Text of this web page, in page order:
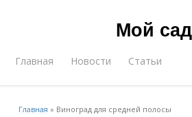
Мой сад
Главная Новости Статьи
Главная » Виноград для средней полосы